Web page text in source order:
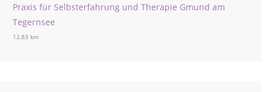
Praxis für Selbsterfahrung und Therapie Gmund am
Tegernsee
12,83 km